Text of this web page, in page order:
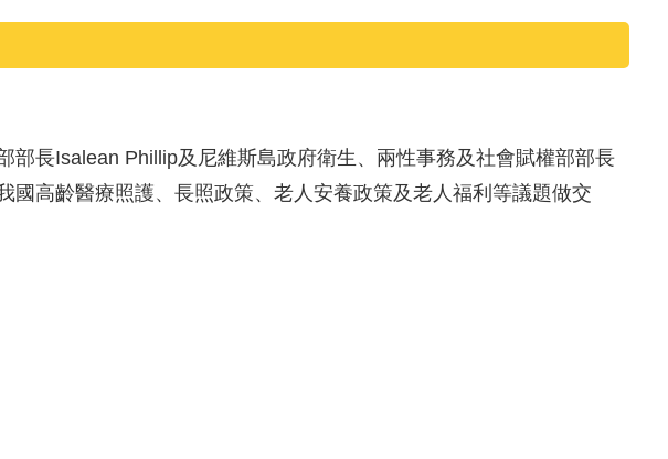
長Isalean Phillip及尼維斯島政府衛生、兩性事務及社會賦權部部長
高齡醫療照護、長照政策、老人安養政策及老人福利等議題做交